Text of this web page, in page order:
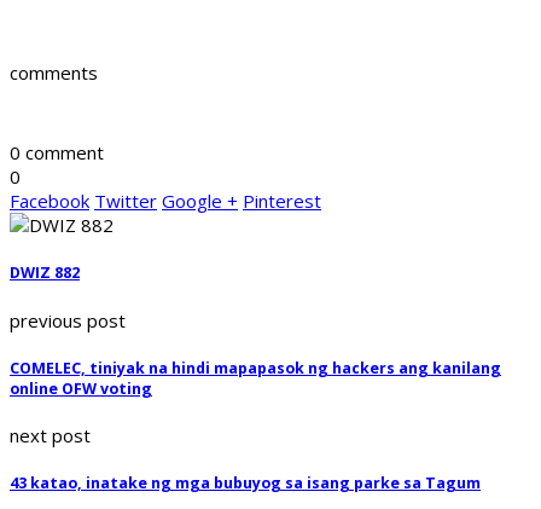
comments
0 comment
0
Facebook Twitter Google + Pinterest
DWIZ 882
previous post
COMELEC, tiniyak na hindi mapapasok ng hackers ang kanilang
online OFW voting
next post
43 katao, inatake ng mga bubuyog sa isang parke sa Tagum